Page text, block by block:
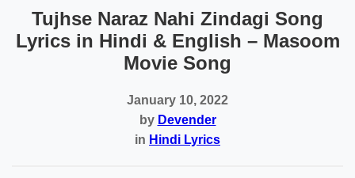
Tujhse Naraz Nahi Zindagi Song
Lyrics in Hindi & English – Masoom
Movie Song
January 10, 2022
by Devender
in Hindi Lyrics